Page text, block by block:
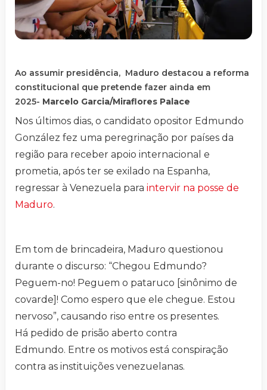
Ao assumir presidência, Maduro destacou a reforma
constitucional que pretende fazer ainda em
2025- Marcelo Garcia/Miraflores Palace
Nos últimos dias, o candidato opositor Edmundo
González fez uma peregrinação por países da
região para receber apoio internacional e
prometia, após ter se exilado na Espanha,
regressar à Venezuela para intervir na posse de
Maduro.
Em tom de brincadeira, Maduro questionou
durante o discurso: “Chegou Edmundo?
Peguem-no! Peguem o pataruco [sinônimo de
covarde]! Como espero que ele chegue. Estou
nervoso”, causando riso entre os presentes.
Há pedido de prisão aberto contra
Edmundo. Entre os motivos está conspiração
contra as instituições venezuelanas.